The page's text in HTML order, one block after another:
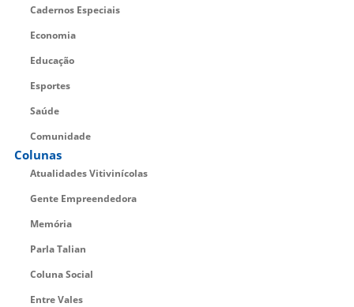
Cadernos Especiais
Economia
Educação
Esportes
Saúde
Comunidade
Colunas
Atualidades Vitivinícolas
Gente Empreendedora
Memória
Parla Talian
Coluna Social
Entre Vales